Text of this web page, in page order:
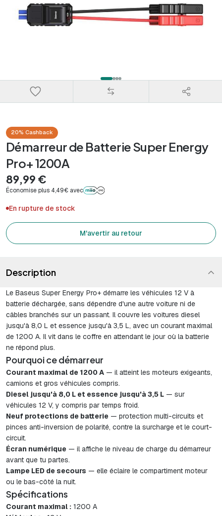
20% Cashback
Démarreur de Batterie Super Energy
Pro+ 1200A
89,99 €
Économise plus 4,49€ avec
En rupture de stock
M'avertir au retour
Description
Le Baseus Super Energy Pro+ démarre les véhicules 12 V à
batterie déchargée, sans dépendre d'une autre voiture ni de
câbles branchés sur un passant. Il couvre les voitures diesel
jusqu'à 8,0 L et essence jusqu'à 3,5 L, avec un courant maximal
de 1200 A. Il vit dans le coffre en attendant le jour où la batterie
ne répond plus.
Pourquoi ce démarreur
Courant maximal de 1200 A — il atteint les moteurs exigeants,
camions et gros véhicules compris.
Diesel jusqu'à 8,0 L et essence jusqu'à 3,5 L — sur
véhicules 12 V, y compris par temps froid.
Neuf protections de batterie — protection multi-circuits et
pinces anti-inversion de polarité, contre la surcharge et le court-
circuit.
Écran numérique — il affiche le niveau de charge du démarreur
avant que tu partes.
Lampe LED de secours — elle éclaire le compartiment moteur
ou le bas-côté la nuit.
Spécifications
Courant maximal : 1200 A